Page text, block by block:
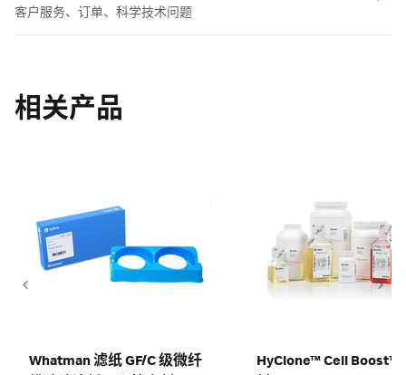
客户服务、订单、科学技术问题
相关产品
Whatman 滤纸 GF/C 级微纤
HyClone™ Cell Boost™